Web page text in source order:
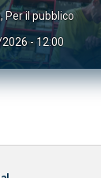
, Per il pubblico
- 12:00